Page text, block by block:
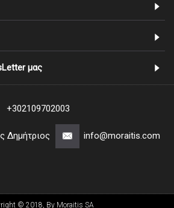
μας
+302109702003
Δημήτριος info@moraitis.com
© 2018, By Moraitis SA